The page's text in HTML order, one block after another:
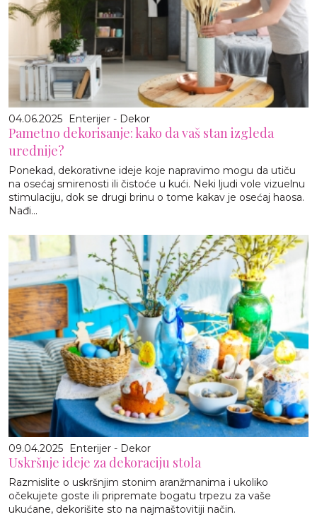
04.06.2025 Enterijer - Dekor
Pametno dekorisanje: kako da vaš stan izgleda
urednije?
Ponekad, dekorativne ideje koje napravimo mogu da utiču
na osećaj smirenosti ili čistoće u kući. Neki ljudi vole vizuelnu
stimulaciju, dok se drugi brinu o tome kakav je osećaj haosa.
Nađi...
09.04.2025 Enterijer - Dekor
Uskršnje ideje za dekoraciju stola
Razmislite o uskršnjim stonim aranžmanima i ukoliko
očekujete goste ili pripremate bogatu trpezu za vaše
ukućane, dekorišite sto na najmaštovitiji način.